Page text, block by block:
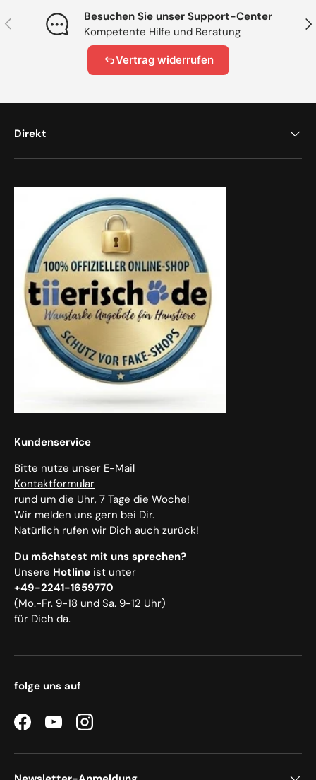
Vorherige
Besuchen Sie unser Support-Center
Kompetente Hilfe und Beratung
Vertrag widerrufen
Direkt
Kundenservice
Bitte nutze unser E-Mail
Kontaktformular
rund um die Uhr, 7 Tage die Woche!
Wir melden uns gern bei Dir.
Natürlich rufen wir Dich auch zurück!
Du möchstest mit uns sprechen?
Unsere Hotline ist unter
+49-2241-1659770
(Mo.-Fr. 9-18 und Sa. 9-12 Uhr)
für Dich da.
folge uns auf
FacebookYouTubeInstagram